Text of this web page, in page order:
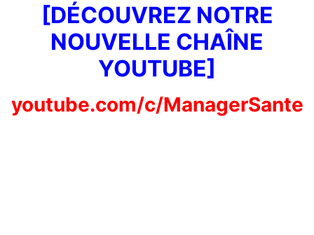
[DÉCOUVREZ NOTRE
NOUVELLE CHAÎNE
YOUTUBE]
youtube.com/c/ManagerSante